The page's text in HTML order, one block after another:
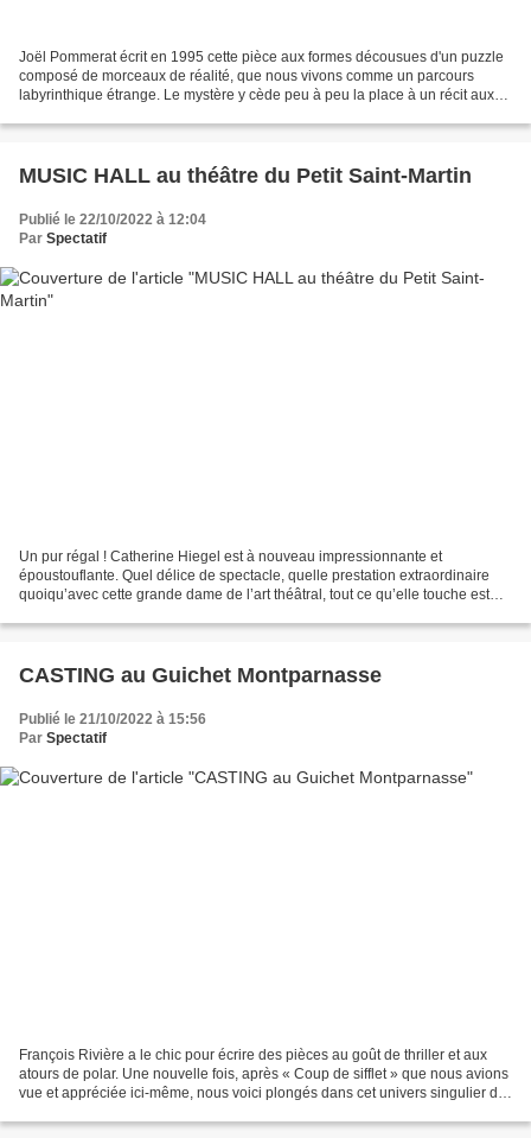
Joël Pommerat écrit en 1995 cette pièce aux formes décousues d'un puzzle
composé de morceaux de réalité, que nous vivons comme un parcours
labyrinthique étrange. Le mystère y cède peu à peu la place à un récit aux
MUSIC HALL au théâtre du Petit Saint-Martin
Publié le 22/10/2022 à 12:04
Par Spectatif
Un pur régal ! Catherine Hiegel est à nouveau impressionnante et
époustouflante. Quel délice de spectacle, quelle prestation extraordinaire
quoiqu’avec cette grande dame de l’art théâtral, tout ce qu’elle touche est
CASTING au Guichet Montparnasse
Publié le 21/10/2022 à 15:56
Par Spectatif
François Rivière a le chic pour écrire des pièces au goût de thriller et aux
atours de polar. Une nouvelle fois, après « Coup de sifflet » que nous avions
vue et appréciée ici-même, nous voici plongés dans cet univers singulier du